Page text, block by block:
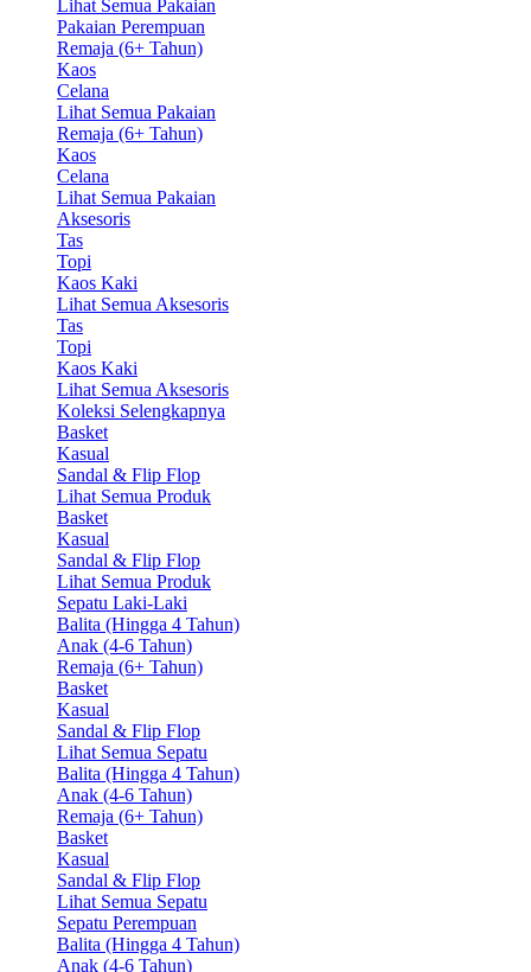
Lihat Semua Pakaian
Pakaian Perempuan
Remaja (6+ Tahun)
Kaos
Celana
Lihat Semua Pakaian
Remaja (6+ Tahun)
Kaos
Celana
Lihat Semua Pakaian
Aksesoris
Tas
Topi
Kaos Kaki
Lihat Semua Aksesoris
Tas
Topi
Kaos Kaki
Lihat Semua Aksesoris
Koleksi Selengkapnya
Basket
Kasual
Sandal & Flip Flop
Lihat Semua Produk
Basket
Kasual
Sandal & Flip Flop
Lihat Semua Produk
Sepatu Laki-Laki
Balita (Hingga 4 Tahun)
Anak (4-6 Tahun)
Remaja (6+ Tahun)
Basket
Kasual
Sandal & Flip Flop
Lihat Semua Sepatu
Balita (Hingga 4 Tahun)
Anak (4-6 Tahun)
Remaja (6+ Tahun)
Basket
Kasual
Sandal & Flip Flop
Lihat Semua Sepatu
Sepatu Perempuan
Balita (Hingga 4 Tahun)
Anak (4-6 Tahun)